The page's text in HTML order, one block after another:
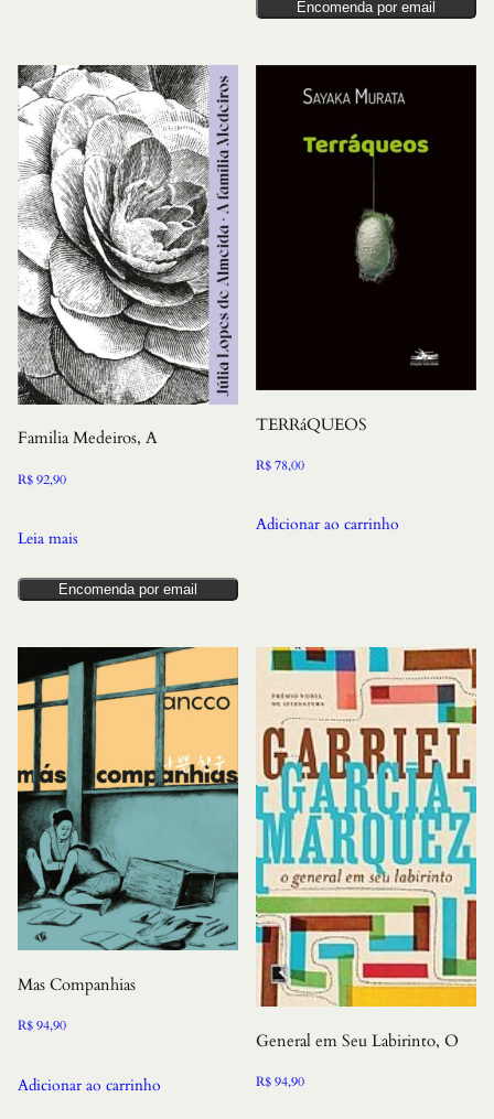
Encomenda por email
Familia Medeiros, A
R$92,90
Leia mais
Encomenda por email
TERRáQUEOS
R$78,00
Adicionar ao carrinho
Mas Companhias
R$94,90
Adicionar ao carrinho
General em Seu Labirinto, O
R$94,90